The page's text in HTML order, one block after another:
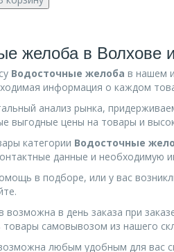
желоба в Волхове
Водосточные желоба в нашем
информация о каждом
анализ рынка,
выгодные цены на товары и
категории Водосточные
данные и необходимую
в подборе, или у вас
возможна в день заказа при
самовывозом из нашего
любым удобным для вас